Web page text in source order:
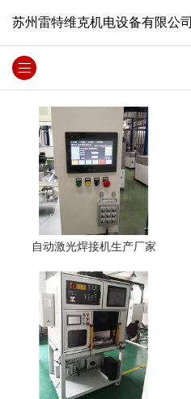
苏州雷特维克机电设备有限公司
自动激光焊接机生产厂家